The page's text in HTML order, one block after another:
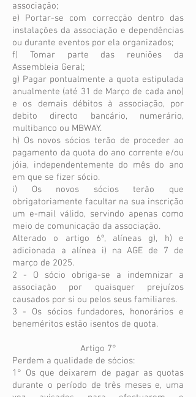
associação;
e) Portar-se com correcção dentro das
instalações da associação e dependências
ou durante eventos por ela organizados;
f) Tomar parte das reuniões da
Assembleia Geral;
g) Pagar pontualmente a quota estipulada
anualmente (até 31 de Março de cada ano)
e os demais débitos à associação, por
debito directo bancário, numerário,
multibanco ou MBWAY.
h) Os novos sócios terão de proceder ao
pagamento da quota do ano corrente e/ou
jóia, independentemente do mês do ano
em que se fizer sócio.
i) Os novos sócios terão que
obrigatoriamente facultar na sua inscrição
um e-mail válido, servindo apenas como
meio de comunicação da associação.
Alterado o artigo 6º, alíneas g), h) e
adicionada a alínea i) na AGE de 7 de
março de 2025.
2 - O sócio obriga-se a indemnizar a
associação por quaisquer prejuízos
causados por si ou pelos seus familiares.
3 - Os sócios fundadores, honorários e
beneméritos estão isentos de quota.
Artigo 7°
Perdem a qualidade de sócios:
1° Os que deixarem de pagar as quotas
durante o período de três meses e, uma